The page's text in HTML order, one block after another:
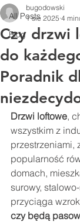
All Posts
Blog
Czy drzwi
do
Poradnik
bugodowski
1 sie 2025 4
Drzwi loftowe,
wszystkim z
przestrzeniami,
popularność
domach,
surowy,
przyciąga
czy będą